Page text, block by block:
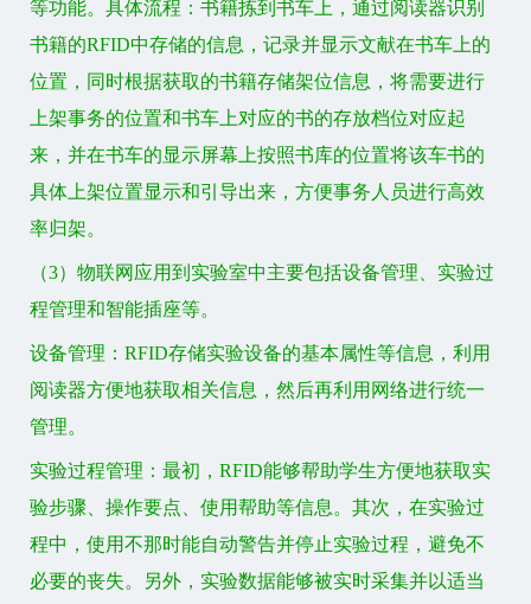
等功能。具体流程：书籍拣到书车上，通过阅读器识别
书籍的RFID中存储的信息，记录并显示文献在书车上的
位置，同时根据获取的书籍存储架位信息，将需要进行
上架事务的位置和书车上对应的书的存放档位对应起
来，并在书车的显示屏幕上按照书库的位置将该车书的
具体上架位置显示和引导出来，方便事务人员进行高效
率归架。
（3）物联网应用到实验室中主要包括设备管理、实验过
程管理和智能插座等。
设备管理：RFID存储实验设备的基本属性等信息，利用
阅读器方便地获取相关信息，然后再利用网络进行统一
管理。
实验过程管理：最初，RFID能够帮助学生方便地获取实
验步骤、操作要点、使用帮助等信息。其次，在实验过
程中，使用不那时能自动警告并停止实验过程，避免不
必要的丧失。另外，实验数据能够被实时采集并以适当